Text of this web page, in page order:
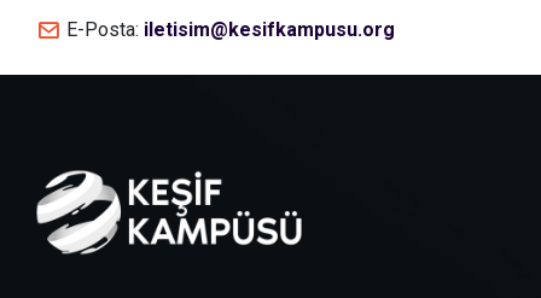
E-Posta: iletisim@kesifkampusu.org